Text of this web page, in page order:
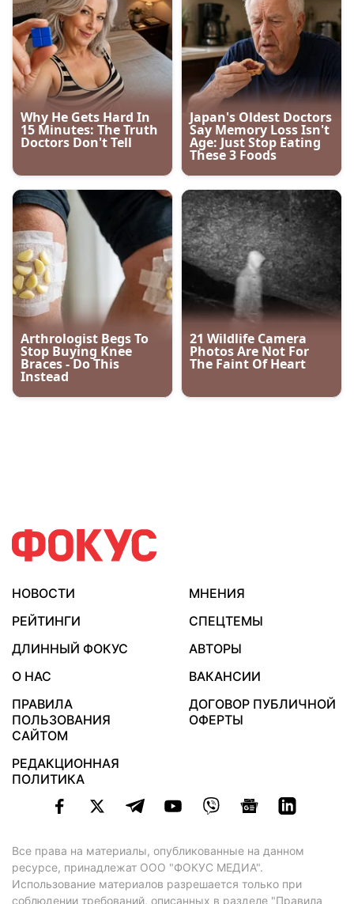
НОВОСТИ
МНЕНИЯ
РЕЙТИНГИ
СПЕЦТЕМЫ
ДЛИННЫЙ ФОКУС
АВТОРЫ
О НАС
ВАКАНСИИ
ПРАВИЛА
ПОЛЬЗОВАНИЯ
САЙТОМ
ДОГОВОР ПУБЛИЧНОЙ
ОФЕРТЫ
РЕДАКЦИОННАЯ
ПОЛИТИКА
Все права на материалы, опубликованные на данном
ресурсе, принадлежат ООО "ФОКУС МЕДИА".
Использование материалов разрешается только при
соблюдении требований, описанных в разделе "Правила